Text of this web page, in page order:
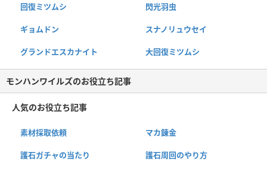
回復ミツムシ 閃光羽虫
ギョムドン スナノリュウセイ
グランドエスカナイト 大回復ミツムシ
モンハンワイルズのお役立ち記事
人気のお役立ち記事
素材採取依頼 マカ錬金
護石ガチャの当たり 護石周回のやり方